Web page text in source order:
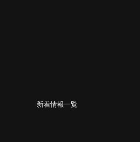
新着情報一覧